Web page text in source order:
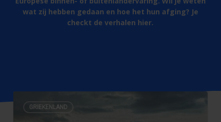
wat zij hebben gedaan en hoe het hun afging? Je
checkt de verhalen hier.
BantGRIEKENLAND
over